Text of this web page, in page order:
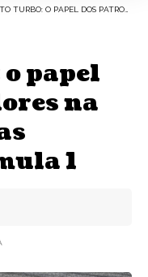
PAPEL DOS PATROCINADORES NA PERFORMANCE DAS EQUIPES DE FÓRMULA 1
papel
na
1